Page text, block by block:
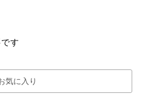
す
気に入り